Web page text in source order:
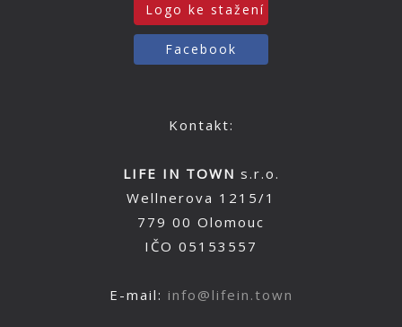
Logo ke stažení
Facebook
Kontakt:
LIFE IN TOWN s.r.o.
Wellnerova 1215/1
779 00 Olomouc
IČO 05153557
E-mail: info@lifein.town